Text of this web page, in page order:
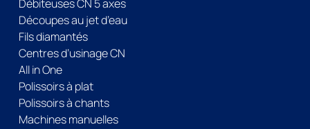
Débiteuses CN 5 axes
Découpes au jet d’eau
Fils diamantés
Centres d’usinage CN
All in One
Polissoirs à plat
Polissoirs à chants
Machines manuelles